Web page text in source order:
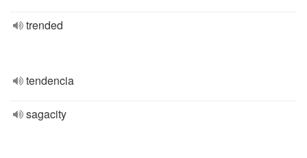
trended
tendencia
sagacity